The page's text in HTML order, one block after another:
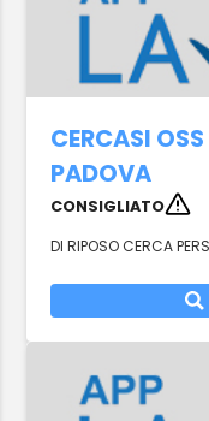
CERCASI
PADOVA
CONSIGLIATO
DI RIPOSO CERCA